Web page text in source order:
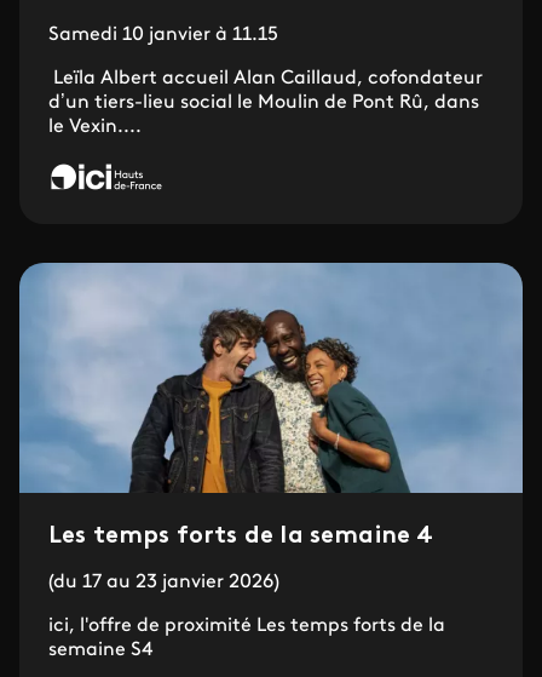
Samedi 10 janvier à 11.15
Leïla Albert accueil Alan Caillaud, cofondateur
d’un tiers-lieu social le Moulin de Pont Rû, dans
le Vexin....
Les temps forts de la semaine 4
(du 17 au 23 janvier 2026)
ici, l'offre de proximité Les temps forts de la
semaine S4